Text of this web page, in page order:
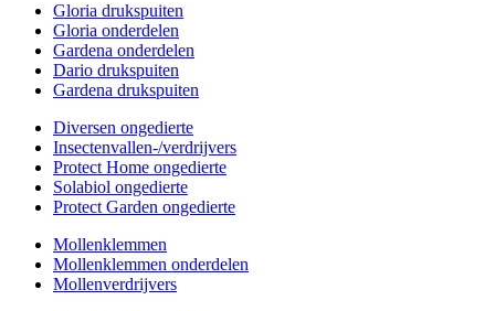
Gloria drukspuiten
Gloria onderdelen
Gardena onderdelen
Dario drukspuiten
Gardena drukspuiten
Diversen ongedierte
Insectenvallen-/verdrijvers
Protect Home ongedierte
Solabiol ongedierte
Protect Garden ongedierte
Mollenklemmen
Mollenklemmen onderdelen
Mollenverdrijvers